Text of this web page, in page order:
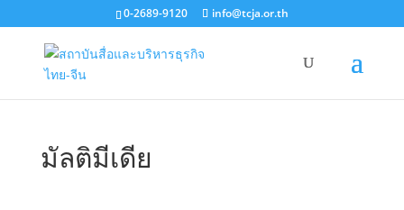
0-2689-9120 info@tcja.or.th
มัลติมีเดีย